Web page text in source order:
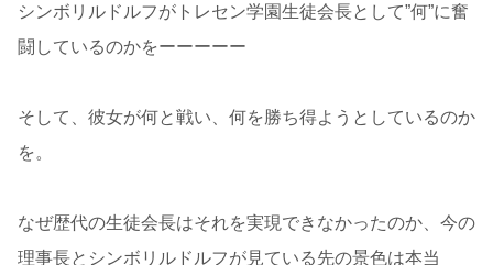
シンボリルドルフがトレセン学園生徒会長として”何”に奮
闘しているのかをーーーーー
そして、彼女が何と戦い、何を勝ち得ようとしているのか
を。
なぜ歴代の生徒会長はそれを実現できなかったのか、今の
理事長とシンボリルドルフが見ている先の景色は本当